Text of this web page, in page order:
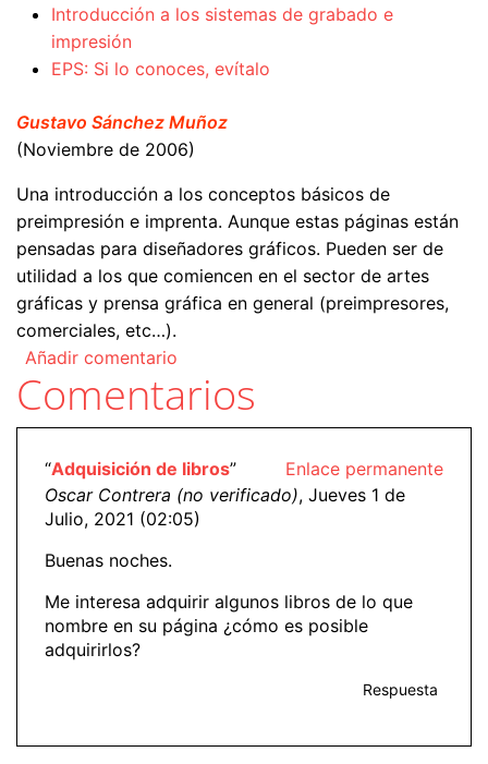
Introducción a los sistemas de grabado e
impresión
EPS: Si lo conoces, evítalo
Gustavo Sánchez Muñoz
(Noviembre de 2006)
Una introducción a los conceptos básicos de
preimpresión e imprenta. Aunque estas páginas están
pensadas para diseñadores gráficos. Pueden ser de
utilidad a los que comiencen en el sector de artes
gráficas y prensa gráfica en general (preimpresores,
comerciales, etc…).
Añadir comentario
Comentarios
Enlace permanente
“Adquisición de libros”
Oscar Contrera (no verificado), Jueves 1 de
Julio, 2021 (02:05)
Buenas noches.
Me interesa adquirir algunos libros de lo que
nombre en su página ¿cómo es posible
adquirirlos?
Respuesta